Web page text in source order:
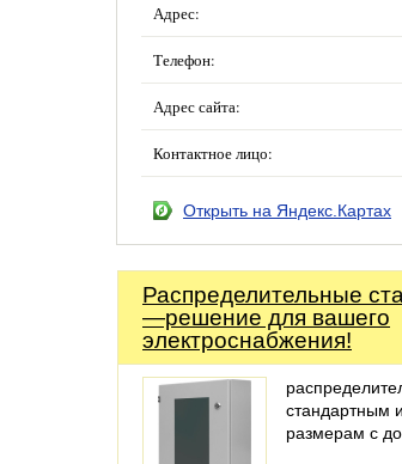
Адрес:
Телефон:
Адрес сайта:
Контактное лицо:
Открыть на Яндекс.Картах
Распределительные
—решение для вашего
электроснабжения!
стандартным
размерам с